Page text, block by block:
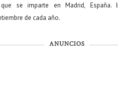
se imparte en Madrid, España.
de cada año.
ANUNCIOS